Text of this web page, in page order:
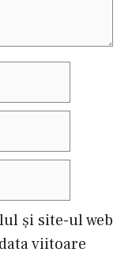
și site-ul web
viitoare